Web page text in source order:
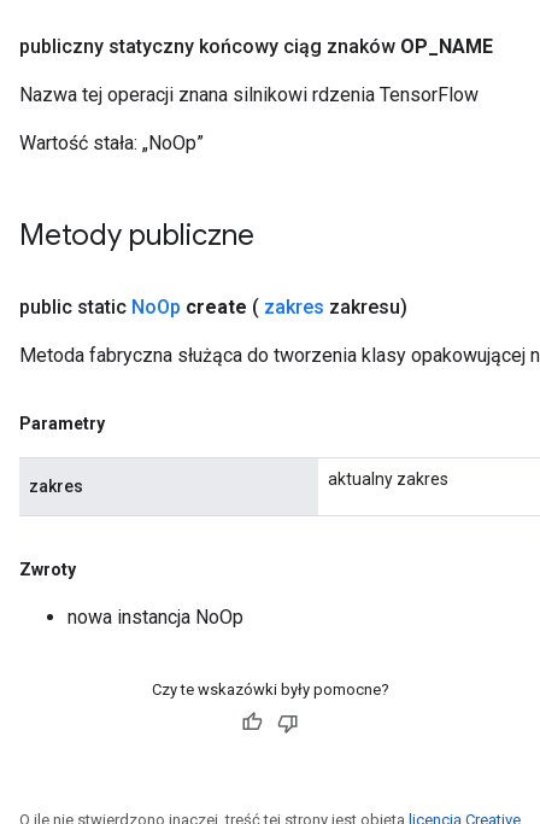
publiczny statyczny końcowy ciąg znaków OP NAME
Nazwa tej operacji znana silnikowi rdzenia TensorFlow
Wartość stała: „NoOp”
Metody publiczne
public static NoOp create ( zakres zakresu)
Metoda fabryczna służąca do tworzenia klasy opakowującej
Parametry
zakres aktualny zakres
Zwroty
nowa instancja NoOp
Czy te wskazówki były pomocne?
O ile nie stwierdzono inaczej, treść tej strony jest objęta licencją Creative